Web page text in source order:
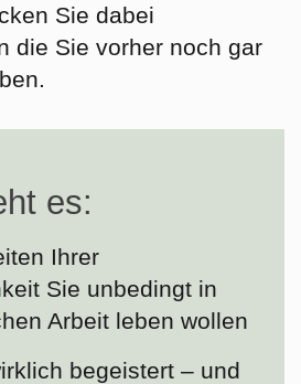
Sie dabei
die Sie vorher noch gar
es:
Ihrer
Sie unbedingt in
Arbeit leben wollen
begeistert – und